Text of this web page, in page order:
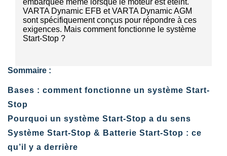
embarquée même lorsque le moteur est éteint.
VARTA Dynamic EFB et VARTA Dynamic AGM
sont spécifiquement conçus pour répondre à ces
exigences. Mais comment fonctionne le système
Start-Stop ?
Sommaire :
Bases : comment fonctionne un système Start-
Stop
Pourquoi un système Start-Stop a du sens
Système Start-Stop & Batterie Start-Stop : ce
qu’il y a derrière